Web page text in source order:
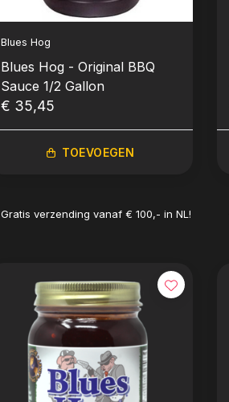
Blues Hog
Blues Hog - Original BBQ
Sauce 1/2 Gallon
€ 35,45
TOEVOEGEN
Gratis verzending vanaf € 100,- in NL!